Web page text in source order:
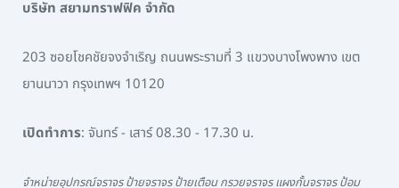
บริษัท สยามทราฟฟิค จำกัด
203 ซอยโชคชัยจงจำเริญ ถนนพระรามที่ 3 แขวงบางโพงพาง เขต
ยานนาวา กรุงเทพฯ 10120
เปิดทำการ: จันทร์ - เสาร์ 08.30 - 17.30 น.
จำหน่ายอุปกรณ์จราจร ป้ายจราจร ป้ายเตือน กรวยจราจร แผงกั้นจราจร ป้อม